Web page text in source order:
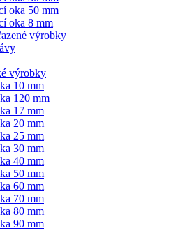
oka 50 mm
oka 8 mm
výrobky
výrobky
10 mm
120 mm
17 mm
20 mm
25 mm
30 mm
40 mm
50 mm
60 mm
70 mm
80 mm
90 mm